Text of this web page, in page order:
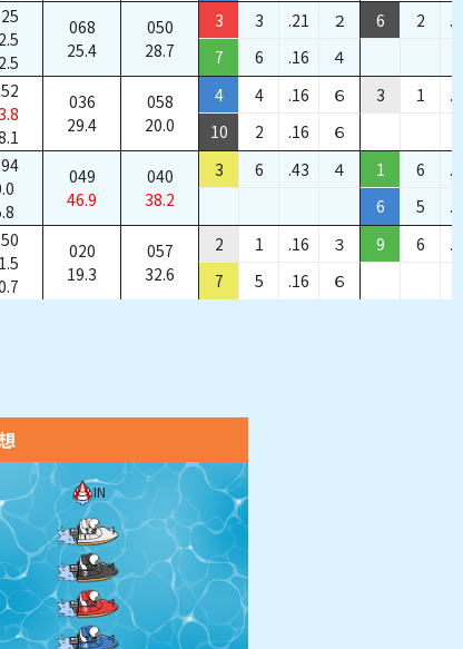
068
25.4
050
28.7
3 3 .21
２
7
6 .16 ４
6 2
036
29.4
058
20.0
4 4 .16
６
10
2 .16 ６
3 1
049
46.9
040
38.2
3 6 .43 ４ 1 6
6
5
020
19.3
057
32.6
2 1 .16
３
7
5 .16 ６
9 6
IN